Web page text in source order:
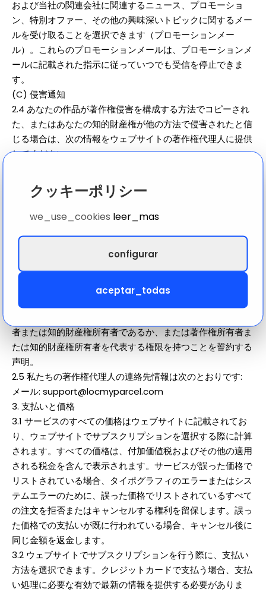
および当社の関連会社に関連するニュース、プロモーショ
ン、特別オファー、その他の興味深いトピックに関するメー
ルを受け取ることを選択できます（プロモーションメー
ル）。これらのプロモーションメールは、プロモーションメ
ールに記載された指示に従っていつでも受信を停止できま
す。
(C) 侵害通知
2.4 あなたの作品が著作権侵害を構成する方法でコピーされ
た、またはあなたの知的財産権が他の方法で侵害されたと信
じる場合は、次の情報をウェブサイトの著作権代理人に提供
してください:
る権限を持つ人物の電子署名または物理署名。
(2) 侵害されたと主張する著作権で保護された作品またはそ
の他の知的財産の説明。
ト上の場所。
(4) あなたの名前、住所、電話番号、およびメールアドレ
ス。
(5) 争われている使用が著作権所有者、その代理人、または
法律によって許可されていないことを誓約する声明。
者または知的財産権所有者であるか、または著作権所有者ま
たは知的財産権所有者を代表する権限を持つことを誓約する
声明。
2.5 私たちの著作権代理人の連絡先情報は次のとおりです:
メール: support@locmyparcel.com
3. 支払いと価格
3.1 サービスのすべての価格はウェブサイトに記載されてお
り、ウェブサイトでサブスクリプションを選択する際に計算
されます。すべての価格は、付加価値税およびその他の適用
される税金を含んで表示されます。サービスが誤った価格で
リストされている場合、タイポグラフィのエラーまたはシス
テムエラーのために、誤った価格でリストされているすべて
の注文を拒否またはキャンセルする権利を留保します。誤っ
た価格での支払いが既に行われている場合、キャンセル後に
同じ金額を返金します。
3.2 ウェブサイトでサブスクリプションを行う際に、支払い
方法を選択できます。クレジットカードで支払う場合、支払
い処理に必要な有効で最新の情報を提供する必要がありま
クッキーポリシー
we_use_cookies leer_mas
configurar
aceptar_todas